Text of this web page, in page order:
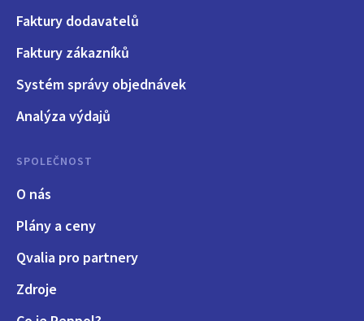
Faktury dodavatelů
Faktury zákazníků
Systém správy objednávek
Analýza výdajů
SPOLEČNOST
O nás
Plány a ceny
Qvalia pro partnery
Zdroje